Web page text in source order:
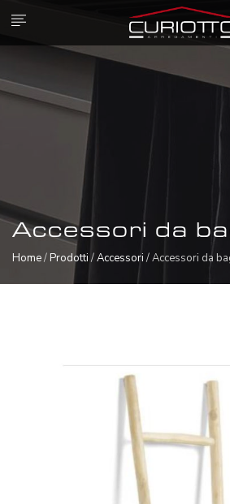
Accessori da
Home/ Prodotti /Accessori / Accessori da